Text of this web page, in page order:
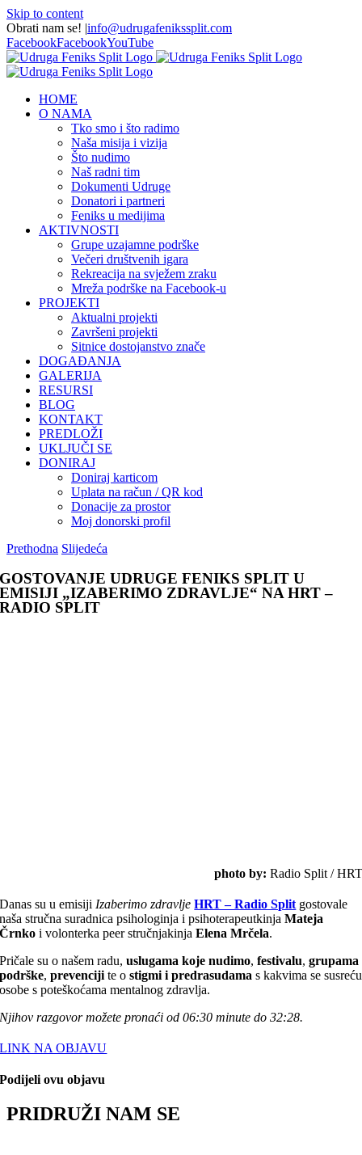
Skip to content
Obrati nam se! |info@udrugafenikssplit.com
FacebookFacebookYouTube
HOME
O NAMA
Tko smo i što radimo
Naša misija i vizija
Što nudimo
Naš radni tim
Dokumenti Udruge
Donatori i partneri
Feniks u medijima
AKTIVNOSTI
Grupe uzajamne podrške
Večeri društvenih igara
Rekreacija na svježem zraku
Mreža podrške na Facebook-u
PROJEKTI
Aktualni projekti
Završeni projekti
Sitnice dostojanstvo znače
DOGAĐANJA
GALERIJA
RESURSI
BLOG
KONTAKT
PREDLOŽI
UKLJUČI SE
DONIRAJ
Doniraj karticom
Uplata na račun / QR kod
Donacije za prostor
Moj donorski profil
Prethodna Slijedeća
GOSTOVANJE UDRUGE FENIKS SPLIT U
EMISIJI „IZABERIMO ZDRAVLJE“ NA HRT –
RADIO SPLIT
photo by: Radio Split / HRT
Danas su u emisiji Izaberimo zdravlje HRT – Radio Split gostovale
naša stručna suradnica psihologinja i psihoterapeutkinjaMateja
Črnko i volonterka peer stručnjakinjaElena Mrčela.
Pričale su o našem radu,uslugama koje nudimo,festivalu,grupama
podrške,prevenciji te ostigmi i predrasudama s kakvima se susreću
osobe s poteškoćama mentalnog zdravlja.
Njihov razgovor možete pronaći od 06:30 minute do 32:28.
LINK NA OBJAVU
Podijeli ovu objavu
PRIDRUŽI NAM SE